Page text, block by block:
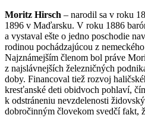
Moritz Hirsch – narodil sa v roku
1896 v Maďarsku. V roku 1886
a vystaval ešte o jedno poschodie
rodinou pochádzajúcou z
Najznámejším členom bol práve
z najslávnejších železničných
doby. Financoval tiež rozvoj
kresťanské deti obidvoch pohlaví,
k odstráneniu nevzdelenosti
dobročinným človekom svedčí fakt,